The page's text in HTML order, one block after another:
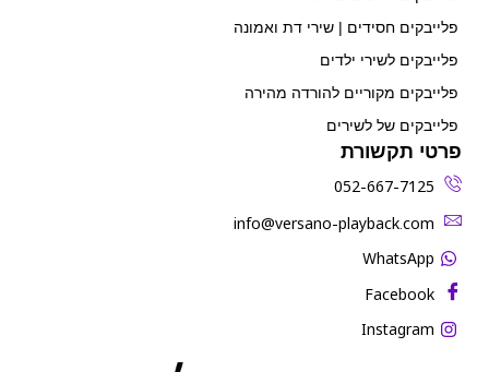
פלייבקים חסידים | שירי דת ואמונה
פלייבקים לשירי ילדים
פלייבקים מקוריים להורדה מהירה
פלייבקים של לשירים
פרטי תקשורת
052-667-7125
‫info@versano-playback.com‬
WhatsApp
Facebook
Instagram